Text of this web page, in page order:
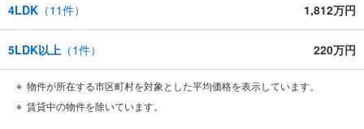
4LDK （11件） 1,812万円
5LDK以上 （1件） 220万円
物件が所在する市区町村を対象とした平均価格を表示しています。
賃貸中の物件を除いています。